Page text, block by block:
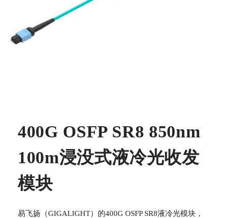
400G OSFP SR8 850nm
100m浸没式液冷光收发
模块
易飞扬（GIGALIGHT）的400G OSFP SR8液冷光模块，